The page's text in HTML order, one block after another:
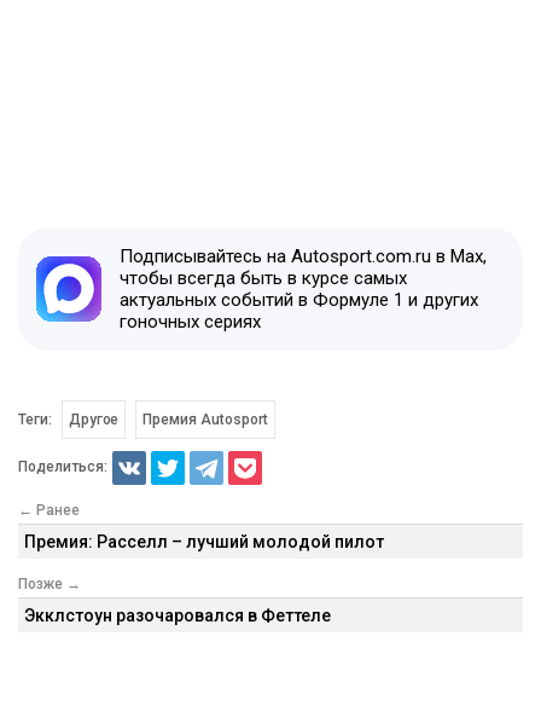
Подписывайтесь на Autosport.com.ru в Max,
чтобы всегда быть в курсе самых
актуальных событий в Формуле 1 и других
гоночных сериях
Теги: Другое Премия Autosport
Поделиться:
← Ранее
Премия: Расселл – лучший молодой пилот
Позже →
Экклстоун разочаровался в Феттеле